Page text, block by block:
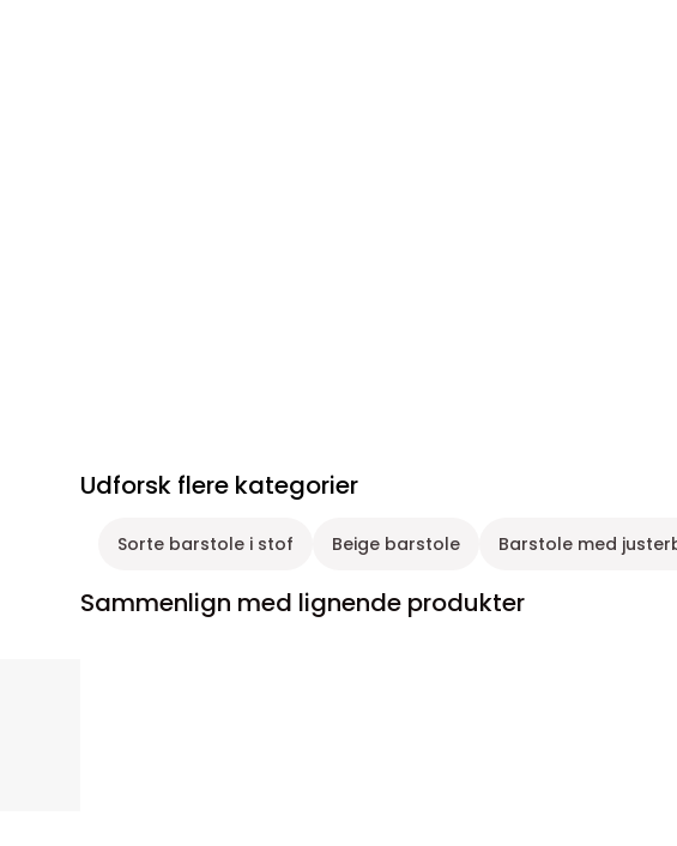
Udforsk flere kategorier
Sorte barstole i stof Beige barstole Barstole med
Sammenlign med lignende produkter